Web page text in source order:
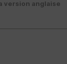
version anglaise